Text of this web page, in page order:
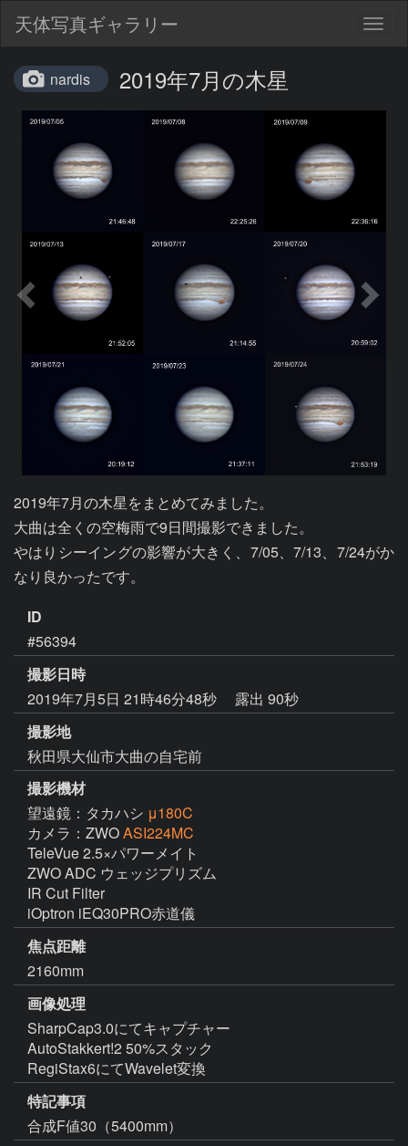
天体写真ギャラリー
nardis 2019年7月の木星
2019年7月の木星をまとめてみました。
大曲は全くの空梅雨で9日間撮影できました。
やはりシーイングの影響が大きく、7/05、7/13、7/24がか
なり良かったです。
ID
#56394
撮影日時
2019年7月5日 21時46分48秒
露出 90秒
撮影地
秋田県大仙市大曲の自宅前
撮影機材
望遠鏡：タカハシ μ180C
カメラ：ZWOASI224MC
TeleVue 2.5×パワーメイト
ZWO ADC ウェッジプリズム
IR Cut Filter
iOptron iEQ30PRO赤道儀
焦点距離
2160mm
画像処理
SharpCap3.0にてキャプチャー
AutoStakkert!2 50%スタック
RegiStax6にてWavelet変換
特記事項
合成F値30（5400mm）